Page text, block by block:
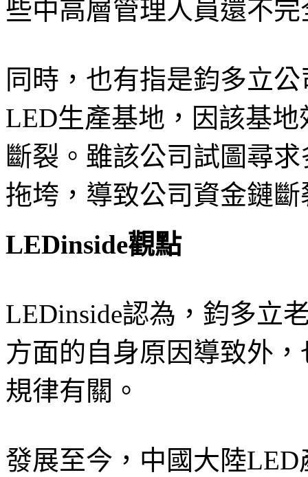
些中高層管理人員還不
同時，也有指是鈞多立
LED生產基地，因該基
斷裂。雖該公司試圖尋
拖垮，導致公司資金鏈斷
LEDinside觀點
LEDinside認為，鈞多立
方面的自身原因導致外
規律有關。
發展至今，中國大陸